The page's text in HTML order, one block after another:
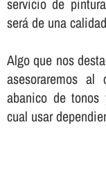
servicio de
será de una
Algo que nos
asesoraremos
abanico de tonos
cual usar